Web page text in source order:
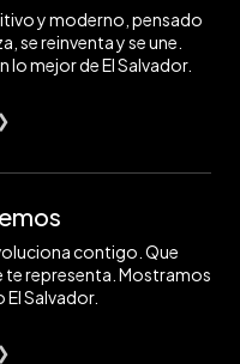
y moderno, pensado
se reinventa y se une.
mejor de El Salvador.
contigo. Que
te representa. Mostramos
Salvador.